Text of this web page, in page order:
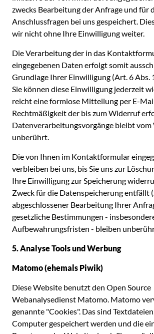
zwecks Bearbeitung der Anfrage und für
Anschlussfragen bei uns gespeichert.
wir nicht ohne Ihre Einwilligung weiter.
Die Verarbeitung der in das
eingegebenen Daten erfolgt somit
Grundlage Ihrer Einwilligung (Art. 6 Abs.
Sie können diese Einwilligung jederzeit
reicht eine formlose Mitteilung per E-
Rechtmäßigkeit der bis zum Widerruf
Datenverarbeitungsvorgänge bleibt
unberührt.
Die von Ihnen im Kontaktformular
verbleiben bei uns, bis Sie uns zur
Ihre Einwilligung zur Speicherung
Zweck für die Datenspeicherung entfällt
abgeschlossener Bearbeitung Ihrer
gesetzliche Bestimmungen -
Aufbewahrungsfristen - bleiben
5. Analyse Tools und Werbung
Matomo (ehemals Piwik)
Diese Website benutzt den Open Source
Webanalysedienst Matomo. Matomo
genannte "Cookies". Das sind
Computer gespeichert werden und die